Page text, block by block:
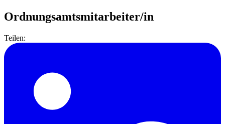
Ordnungsamtsmitarbeiter/in
Teilen: